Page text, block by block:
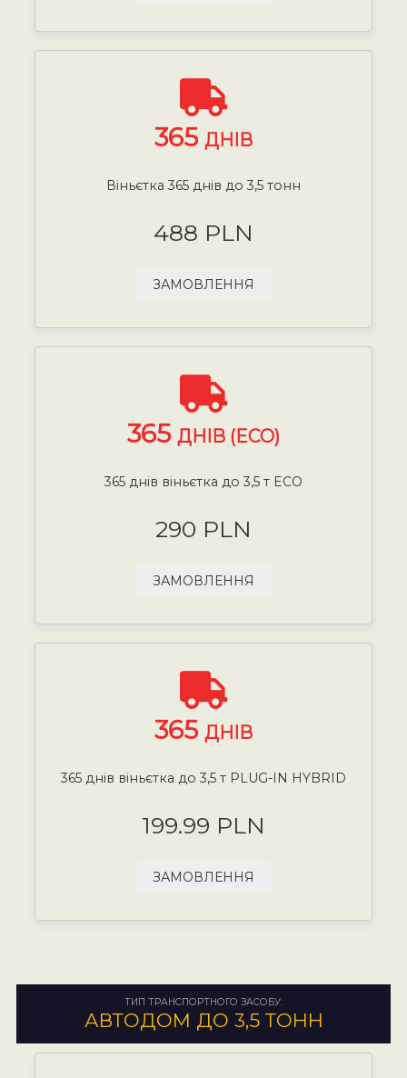
365 ДНІВ
Віньєтка 365 днів до 3,5 тонн
488 PLN
ЗАМОВЛЕННЯ
365 ДНІВ (ECO)
365 днів віньєтка до 3,5 т ECO
290 PLN
ЗАМОВЛЕННЯ
365 ДНІВ
365 днів віньєтка до 3,5 т PLUG-IN HYBRID
199.99 PLN
ЗАМОВЛЕННЯ
ТИП ТРАНСПОРТНОГО ЗАСОБУ:
АВТОДОМ ДО 3,5 ТОНН